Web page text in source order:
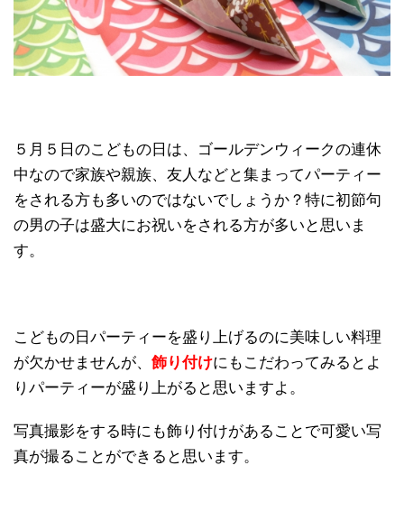
５月５日のこどもの日は、ゴールデンウィークの連休
中なので家族や親族、友人などと集まってパーティー
をされる方も多いのではないでしょうか？特に初節句
の男の子は盛大にお祝いをされる方が多いと思いま
す。
こどもの日パーティーを盛り上げるのに美味しい料理
が欠かせませんが、 飾り付けにもこだわってみるとよ
りパーティーが盛り上がると思いますよ。
写真撮影をする時にも飾り付けがあることで可愛い写
真が撮ることができると思います。